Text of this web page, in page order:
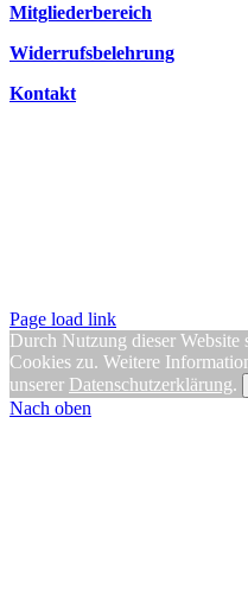
Mitgliederbereich
Widerrufsbelehrung
Kontakt
Page load link
Durch Nutzung dieser Website
Cookies zu. Weitere
unserer Datenschutzerklärung.
Nach oben